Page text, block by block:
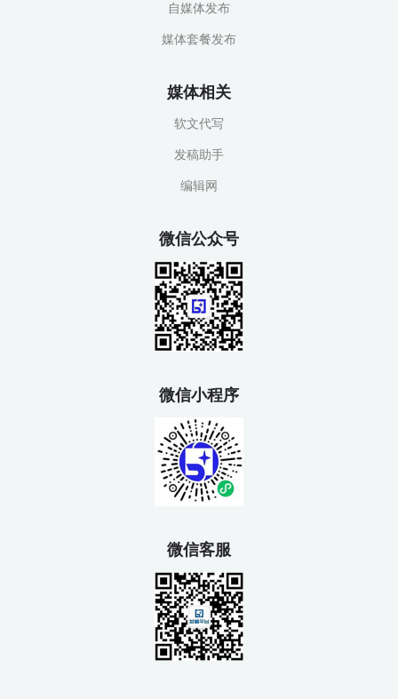
自媒体发布
媒体套餐发布
媒体相关
软文代写
发稿助手
编辑网
微信公众号
微信小程序
微信客服